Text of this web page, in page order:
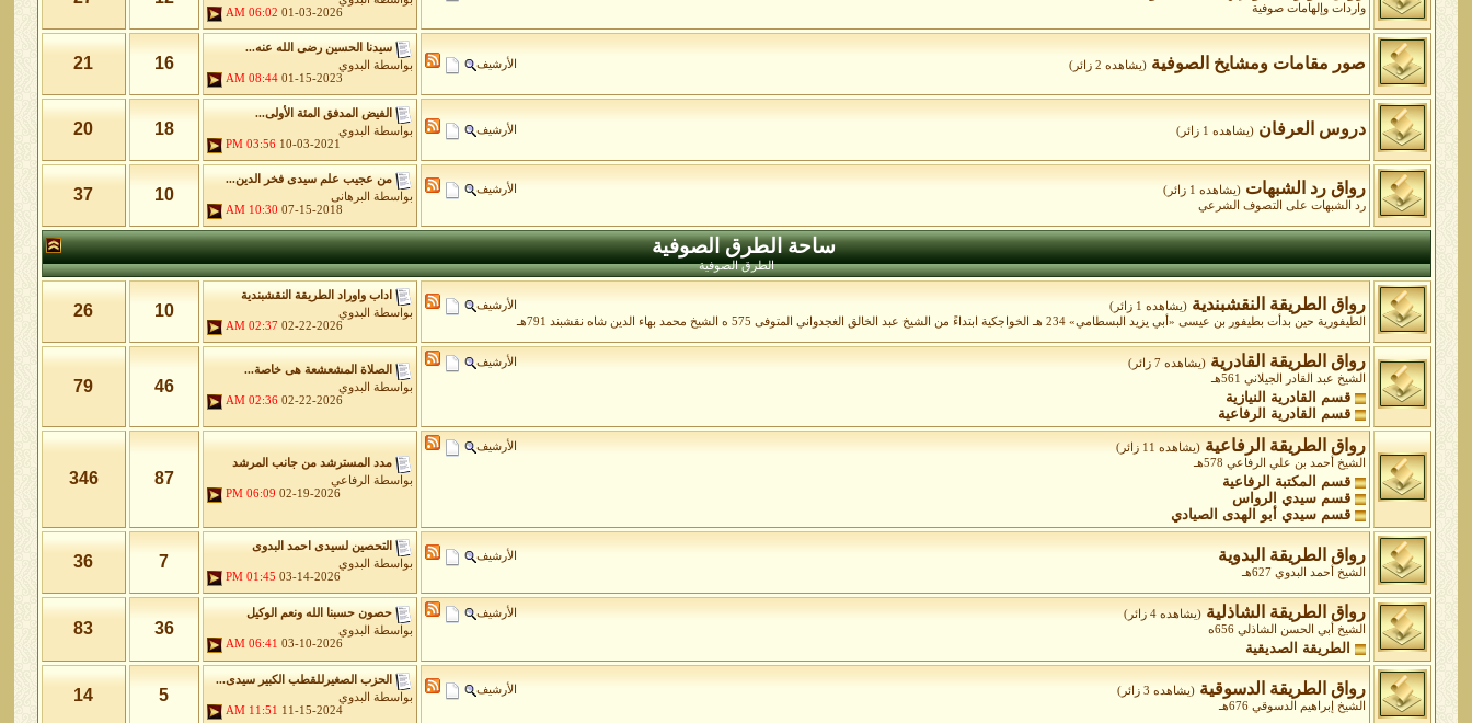
واردات وإلهامات صوفية
01-03-2026
06:02 AM
الأرشيف صور مقامات ومشايخ الصوفية (يشاهده 2 زائر)
سيدنا الحسين رضى الله عنه...
بواسطة
البدوي
01-15-2023
08:44 AM
16
21
الأرشيف دروس العرفان (يشاهده 1 زائر)
الفيض المدفق المئة الأولى...
بواسطة
البدوي
10-03-2021
03:56 PM
18
20
الأرشيف رواق رد الشبهات (يشاهده 1 زائر)
رد الشبهات على التصوف الشرعي
من عجيب علم سيدى فخر الدين...
بواسطة
البرهانى
07-15-2018
10:30 AM
10
37
ساحة الطرق الصوفية
الطرق الصوفية
الأرشيف رواق الطريقة النقشبندية (يشاهده 1 زائر)
الطيفورية حين بدأت بطيفور بن عيسى «أبي يزيد البسطامي» 234 هـ الخواجكية ابتداءً من الشيخ عبد الخالق الغجدواني المتوفى 575 ه الشيخ محمد بهاء الدين شاه نقشبند 791هـ
اداب واوراد الطريقة النقشبندية
بواسطة
البدوي
02-22-2026
02:37 AM
10
26
الأرشيف رواق الطريقة القادرية (يشاهده 7 زائر)
الشيخ عبد القادر الجيلاني 561هـ
قسم القادرية النيازية
قسم القادرية الرفاعية
الصلاة المشعشعة هى خاصة...
بواسطة
البدوي
02-22-2026
02:36 AM
46
79
الأرشيف رواق الطريقة الرفاعية (يشاهده 11 زائر)
الشيخ أحمد بن علي الرفاعي 578هـ
قسم المكتبة الرفاعية
قسم سيدي الرواس
قسم سيدي أبو الهدى الصيادي
مدد المسترشد من جانب المرشد
بواسطة
الرفاعي
02-19-2026
06:09 PM
87
346
الأرشيف رواق الطريقة البدوية
الشيخ أحمد البدوي 627هـ
التحصين لسيدى احمد البدوى
بواسطة
البدوي
03-14-2026
01:45 PM
7
36
الأرشيف رواق الطريقة الشاذلية (يشاهده 4 زائر)
الشيخ أبي الحسن الشاذلي 656ه
الطريقة الصديقية
حصون حسبنا الله ونعم الوكيل
بواسطة
البدوي
03-10-2026
06:41 AM
36
83
الأرشيف رواق الطريقة الدسوقية (يشاهده 3 زائر)
الشيخ إبراهيم الدسوقي 676هـ
الحزب الصغيرللقطب الكبير سيدى...
بواسطة
البدوي
11-15-2024
11:51 AM
5
14